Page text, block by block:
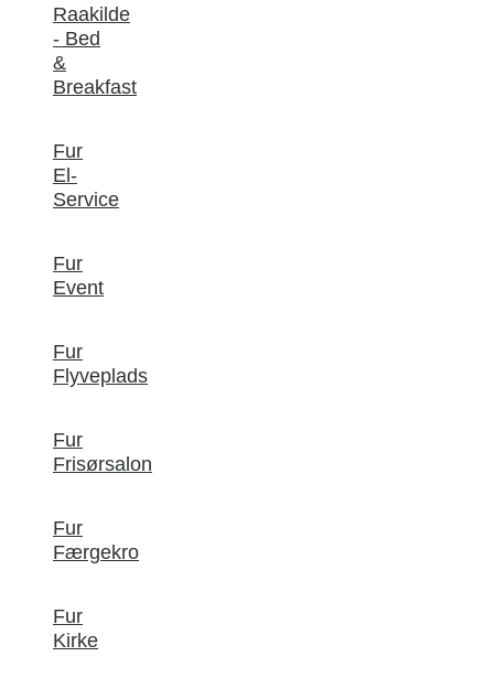
Raakilde
- Bed
&
Breakfast
Fur
El-
Service
Fur
Event
Fur
Flyveplads
Fur
Frisørsalon
Fur
Færgekro
Fur
Kirke